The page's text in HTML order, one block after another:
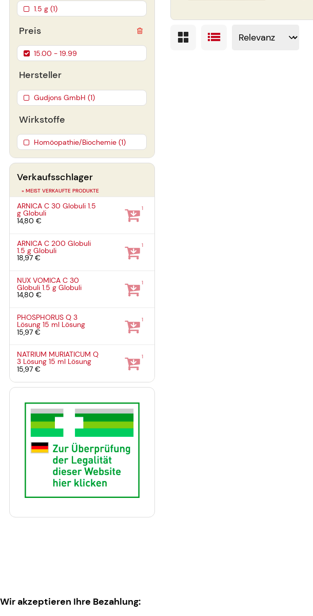
1.5 g (1)
Preis
15.00 - 19.99
Hersteller
Gudjons GmbH (1)
Wirkstoffe
Homöopathie/Biochemie (1)
Verkaufsschlager
» MEIST VERKAUFTE PRODUKTE
ARNICA C 30 Globuli1.5
gGlobuli
14,80 €
1
ARNICA C 200 Globuli
1.5 gGlobuli
18,97 €
1
NUX VOMICA C 30
Globuli1.5 gGlobuli
14,80 €
1
PHOSPHORUS Q 3
Lösung15 ml Lösung
15,97 €
1
NATRIUM MURIATICUM Q
3 Lösung15 ml Lösung
15,97 €
1
Wir akzeptieren Ihre Bezahlung: